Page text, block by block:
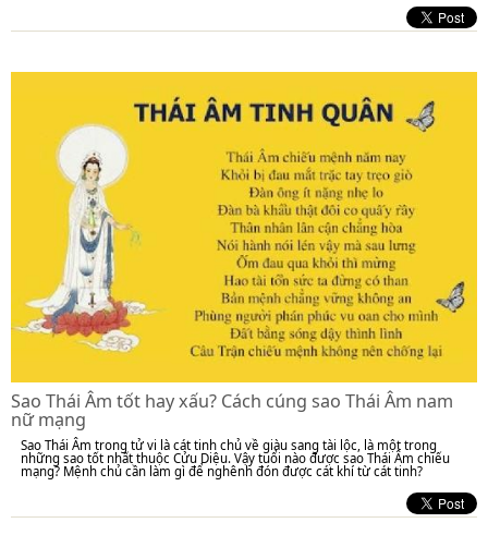
Sao Thái Âm tốt hay xấu? Cách cúng sao Thái Âm nam
nữ mạng
Sao Thái Âm trong tử vi là cát tinh chủ về giàu sang tài lộc, là một trong
những sao tốt nhất thuộc Cửu Diệu. Vậy tuổi nào được sao Thái Âm chiếu
mạng? Mệnh chủ cần làm gì để nghênh đón được cát khí từ cát tinh?